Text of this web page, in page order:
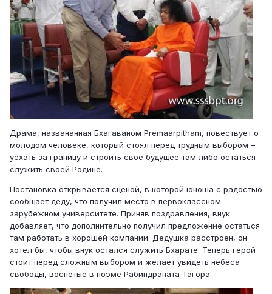
Драма, названанная Бхагаваном Premaarpitham, повествует о
молодом человеке, который стоял перед трудным выбором –
уехать за границу и строить свое будущее там либо остаться
служить своей Родине.
Постановка открывается сценой, в которой юноша с радостью
сообщает деду, что получил место в первоклассном
зарубежном университете. Приняв поздравления, внук
добавляет, что дополнительно получил предложение остаться
там работать в хорошей компании. Дедушка расстроен, он
хотел бы, чтобы внук остался служить Бхарате. Теперь герой
стоит перед сложным выбором и желает увидеть небеса
свободы, воспетые в поэме Рабиндраната Тагора.